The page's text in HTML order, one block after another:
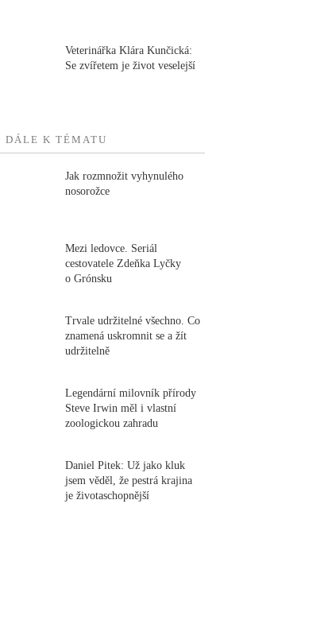
Veterinářka Klára Kunčická:
Se zvířetem je život veselejší
DÁLE K TÉMATU
Jak rozmnožit vyhynulého
nosorožce
Mezi ledovce. Seriál
cestovatele Zdeňka Lyčky
o Grónsku
Trvale udržitelné všechno. Co
znamená uskromnit se a žít
udržitelně
Legendární milovník přírody
Steve Irwin měl i vlastní
zoologickou zahradu
Daniel Pitek: Už jako kluk
jsem věděl, že pestrá krajina
je životaschopnější